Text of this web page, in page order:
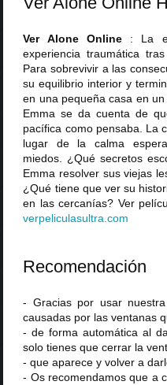
Ver Alone Online : La
experiencia traumática
Para sobrevivir a las
su equilibrio interior y
en una pequeña casa en
Emma se da cuenta de
pacífica como pensaba. La
lugar de la calma
miedos. ¿Qué secretos
Emma resolver sus viejas
¿Qué tiene que ver su
en las cercanías? Ver
verpeliculasultra .com
Recomendación
- Gracias por usar
causadas por las ventanas
- de forma automática al
solo tienes que cerrar la
- que aparece y volver a
- Os recomendamos que a